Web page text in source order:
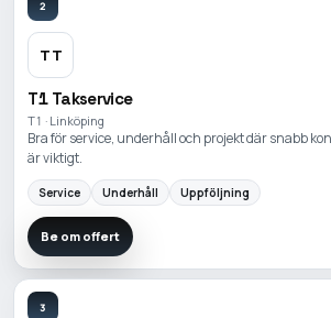
2
TT
T1 Takservice
T1 · Linköping
Bra för service, underhåll och projekt där snabb
är viktigt.
Service Underhåll Uppföljning
Be om offert
3